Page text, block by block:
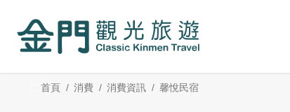
內
首頁 消費 消費資訊 馨悅民宿